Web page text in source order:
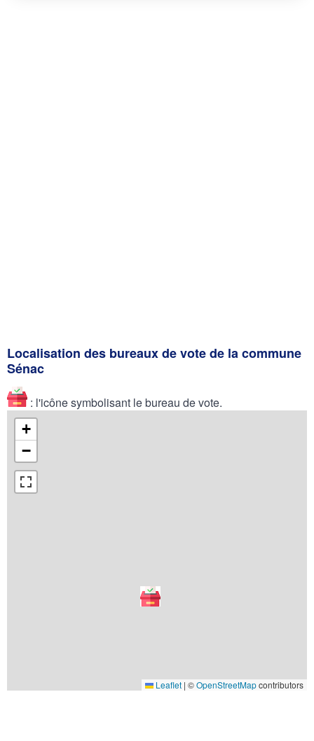
Localisation des bureaux de vote de la commune
Sénac
: l'icône symbolisant le bureau de vote.
+
−
Leaflet | ©OpenStreetMapcontributors